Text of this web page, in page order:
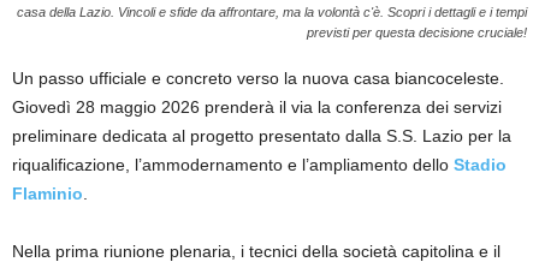
casa della Lazio. Vincoli e sfide da affrontare, ma la volontà c'è. Scopri i dettagli e i tempi
previsti per questa decisione cruciale!
Un passo ufficiale e concreto verso la nuova casa biancoceleste.
Giovedì 28 maggio 2026 prenderà il via la conferenza dei servizi
preliminare dedicata al progetto presentato dalla S.S. Lazio per la
riqualificazione, l’ammodernamento e l’ampliamento dello Stadio
Flaminio
Nella prima riunione plenaria, i tecnici della società capitolina e il